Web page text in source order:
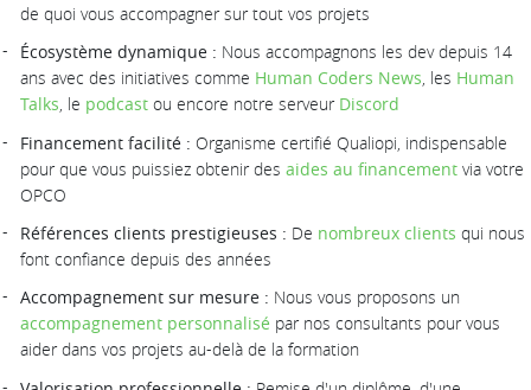
de quoi vous accompagner sur tout vos projets
Écosystème dynamique : Nous accompagnons les dev depuis 14
ans avec des initiatives comme Human Coders News, les Human
Talks, le podcast ou encore notre serveur Discord
Financement facilité : Organisme certifié Qualiopi, indispensable
pour que vous puissiez obtenir des aides au financement via votre
OPCO
Références clients prestigieuses : De nombreux clients qui nous
font confiance depuis des années
Accompagnement sur mesure : Nous vous proposons un
accompagnement personnalisé par nos consultants pour vous
aider dans vos projets au-delà de la formation